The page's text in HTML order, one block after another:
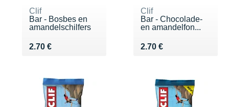
Clif
Bar - Bosbes en
amandelschilfers
2.70 €
Vendu 2.70 €
Clif
Bar - Chocolade-
en amandelfon...
2.70 €
Vendu 2.70 €